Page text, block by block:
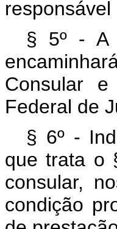
§ 5º - A
Consular
Federal de
§ 6º -
que trata o
consular,
condição